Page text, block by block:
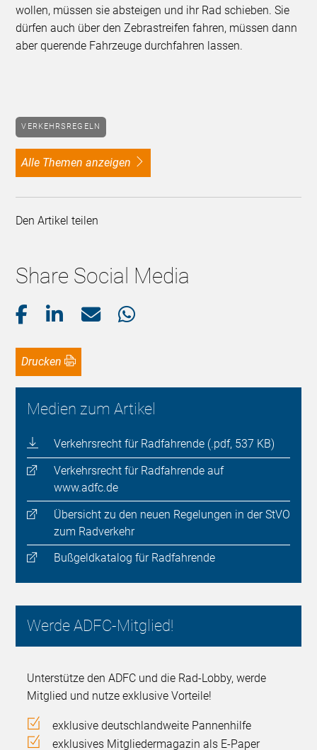
wollen, müssen sie absteigen und ihr Rad schieben. Sie
dürfen auch über den Zebrastreifen fahren, müssen dann
aber querende Fahrzeuge durchfahren lassen.
VERKEHRSREGELN
alle Themen anzeigen
Den Artikel teilen
Share Social Media
Drucken
Medien zum Artikel
Verkehrsrecht für Radfahrende (.pdf, 537 KB)
Verkehrsrecht für Radfahrende auf
www.adfc.de
Übersicht zu den neuen Regelungen in der StVO
zum Radverkehr
Bußgeldkatalog für Radfahrende
Werde ADFC-Mitglied!
Unterstütze den ADFC und die Rad-Lobby, werde
Mitglied und nutze exklusive Vorteile!
exklusive deutschlandweite Pannenhilfe
exklusives Mitgliedermagazin als E-Paper